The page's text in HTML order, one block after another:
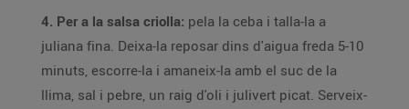
4. Per a la salsa criolla: pela la ceba i talla-la a
juliana fina. Deixa-la reposar dins d'aigua freda 5-10
minuts, escorre-la i amaneix-la amb el suc de la
llima, sal i pebre, un raig d'oli i julivert picat. Serveix-